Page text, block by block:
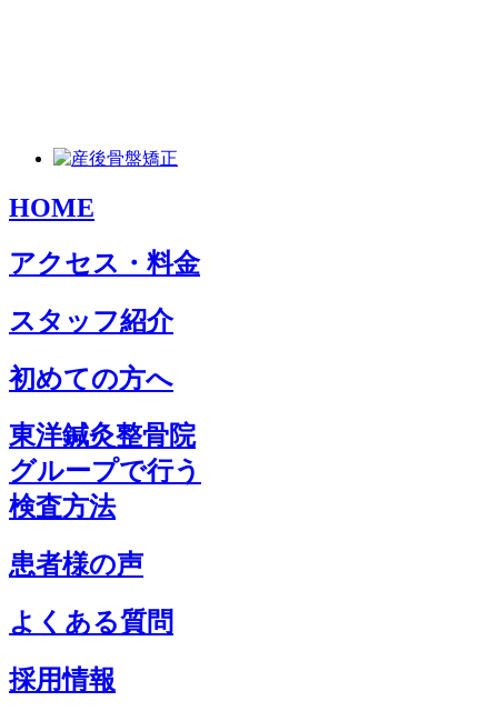
HOME
アクセス・料金
スタッフ紹介
初めての方へ
東洋鍼灸整骨院
グループで行う
検査方法
患者様の声
よくある質問
採用情報